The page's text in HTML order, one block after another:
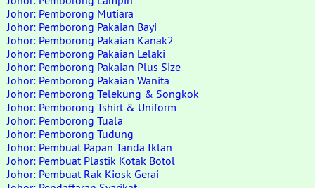
Johor: Pemborong Mutiara
Johor: Pemborong Pakaian Bayi
Johor: Pemborong Pakaian Kanak2
Johor: Pemborong Pakaian Lelaki
Johor: Pemborong Pakaian Plus Size
Johor: Pemborong Pakaian Wanita
Johor: Pemborong Telekung & Songkok
Johor: Pemborong Tshirt & Uniform
Johor: Pemborong Tuala
Johor: Pemborong Tudung
Johor: Pembuat Papan Tanda Iklan
Johor: Pembuat Plastik Kotak Botol
Johor: Pembuat Rak Kiosk Gerai